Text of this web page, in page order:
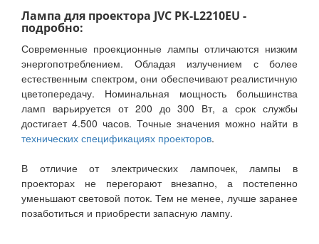
Лампа для проектора JVC PK-L2210EU -
подробно:
Современные проекционные лампы отличаются низким
энергопотреблением. Обладая излучением с более
естественным спектром, они обеспечивают реалистичную
цветопередачу. Номинальная мощность большинства
ламп варьируется от 200 до 300 Вт, а срок службы
достигает 4.500 часов. Точные значения можно найти в
технических спецификациях проекторов.
В отличие от электрических лампочек, лампы в
проекторах не перегорают внезапно, а постепенно
уменьшают световой поток. Тем не менее, лучше заранее
позаботиться и приобрести запасную лампу.